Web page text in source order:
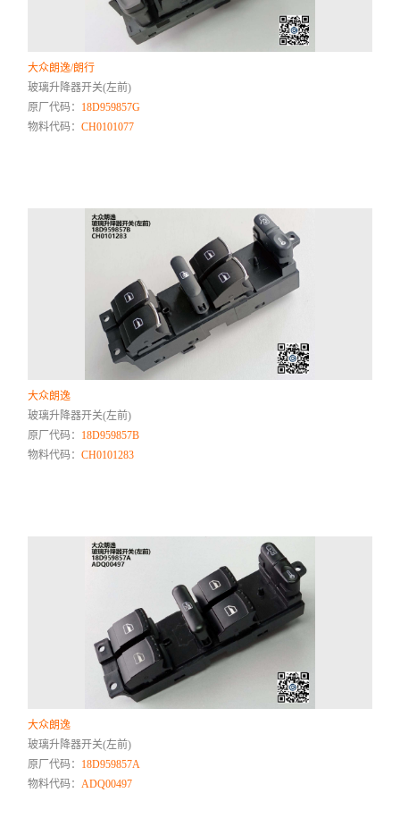
大众朗逸/朗行
玻璃升降器开关(左前)
原厂代码： 18D959857G
物料代码：CH0101077
大众朗逸
玻璃升降器开关(左前)
原厂代码： 18D959857B
物料代码：CH0101283
大众朗逸
玻璃升降器开关(左前)
原厂代码： 18D959857A
物料代码：ADQ00497